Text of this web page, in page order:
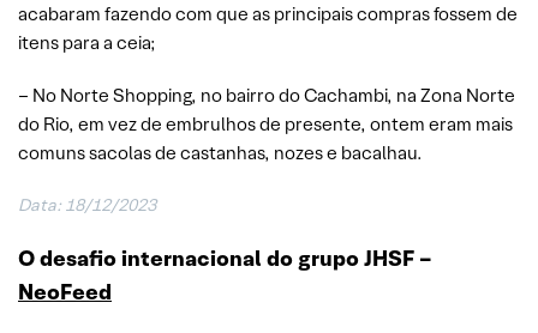
acabaram fazendo com que as principais compras fossem de
itens para a ceia;
– No Norte Shopping, no bairro do Cachambi, na Zona Norte
do Rio, em vez de embrulhos de presente, ontem eram mais
comuns sacolas de castanhas, nozes e bacalhau.
Data: 18/12/2023
O desafio internacional do grupo JHSF –
NeoFeed